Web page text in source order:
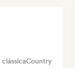
Country